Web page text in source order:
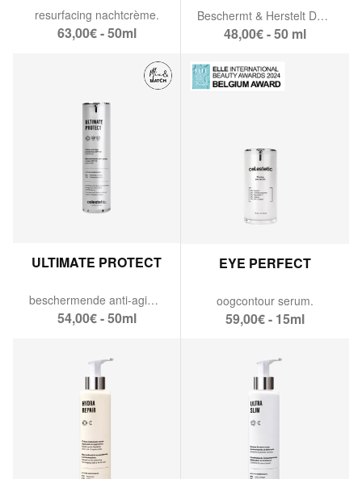
resurfacing nachtcrème.
63,00€ - 50ml
Beschermt & Herstelt DNA.
48,00€ - 50 ml
ULTIMATE PROTECT
beschermende anti-agingcrème SPF 30.
54,00€ - 50ml
EYE PERFECT
oogcontour serum.
59,00€ - 15ml